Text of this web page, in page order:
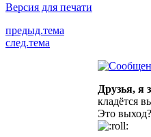
Версия для печати
предыд.тема
след.тема
Друзья, я
кладётся
Это